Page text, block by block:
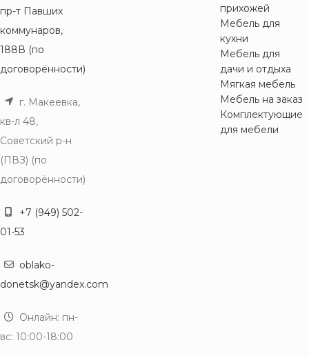
пр-т Павших
коммунаров,
188В (по
договорённости)
г. Макеевка,
кв-л 48,
Советский р-н
(ПВЗ) (по
договорённости)
+7 (949) 502-
01-53
oblako-
donetsk@yandex.com
Онлайн: пн-
вс: 10:00-18:00
прихожей
Мебель для
кухни
Мебель для
дачи и отдыха
Мягкая мебель
Мебель на заказ
Комплектующие
для мебели